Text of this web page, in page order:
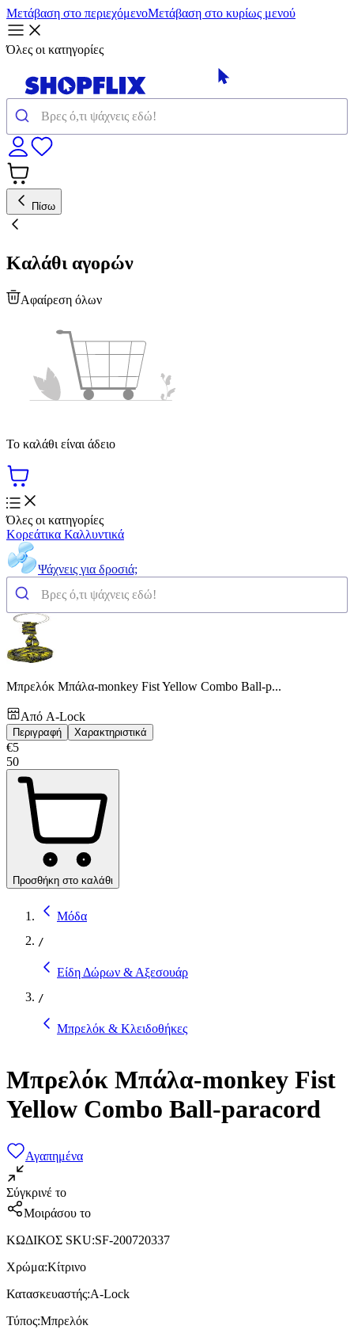
Μετάβαση στο περιεχόμενοΜετάβαση στο κυρίως μενού
Όλες οι κατηγορίες
Πίσω
Καλάθι αγορών
Αφαίρεση όλων
Το καλάθι είναι άδειο
Όλες οι κατηγορίες
Κορεάτικα Καλλυντικά
Ψάχνεις για δροσιά;
Μπρελόκ Μπάλα-monkey Fist Yellow Combo Ball-p...
Από A-Lock
Περιγραφή Χαρακτηριστικά
€5
50
Προσθήκη στο καλάθι
Μόδα
/
Είδη Δώρων & Αξεσουάρ
/
Μπρελόκ & Κλειδοθήκες
Μπρελόκ Μπάλα-monkey Fist
Yellow Combo Ball-paracord
Αγαπημένα
Σύγκρινέ το
Μοιράσου το
ΚΩΔΙΚΟΣ SKU:SF-200720337
Χρώμα:Κίτρινο
Κατασκευαστής:A-Lock
Τύπος:Μπρελόκ